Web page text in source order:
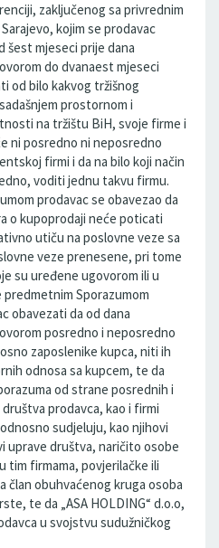
zaključenog sa privrednim
kojim se prodavac
šest mjeseci prije dana
do dvanaest mjeseci
od bilo kakvog tržišnog
prostornom i
na tržištu BiH, svoje firme i
ni posredno ni neposredno
firmi i da na bilo koji način
voditi jednu takvu firmu.
prodavac se obavezao da
o kupoprodaji neće poticati
utiču na poslovne veze sa
veze prenesene, pri tome
su uređene ugovorom ili u
Sporazumom
obavezati da od dana
posredno i neposredno
zaposlenike kupca, niti ih
odnosa sa kupcem, te da
od strane posrednih i
prodavca, kao i firmi
sudjeluju, kao njihovi
uprave društva, naričito osobe
tim firmama, povjerilačke ili
član obuhvaćenog kruga osoba
te da „ASA HOLDING“ d.o.o,
u svojstvu sudužničkog